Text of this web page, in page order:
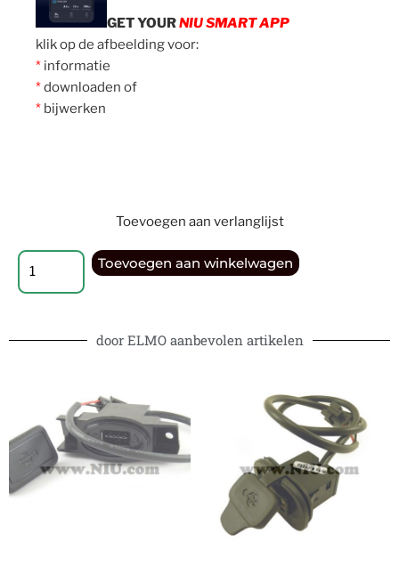
GET YOURNIU SMART APP
klik op de afbeelding voor:
* informatie
*downloaden of
* bijwerken
Toevoegen aan verlanglijst
Toevoegen aan winkelwagen
door ELMO aanbevolen artikelen